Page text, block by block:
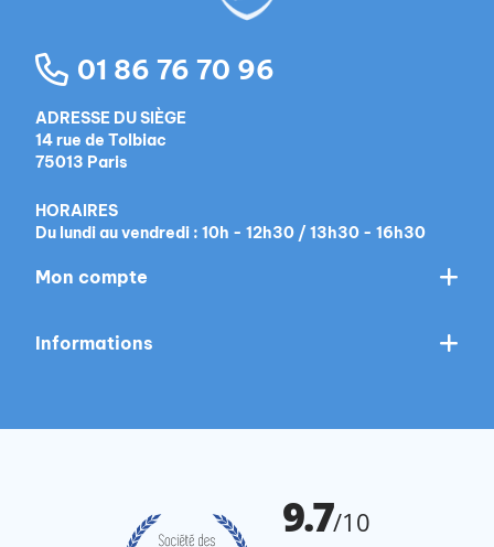
01 86 76 70 96
ADRESSE DU SIÈGE
14 rue de Tolbiac
75013 Paris
HORAIRES
Du lundi au vendredi : 10h - 12h30 / 13h30 - 16h30
Mon compte
Informations